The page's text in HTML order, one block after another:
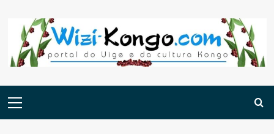
content
Menu